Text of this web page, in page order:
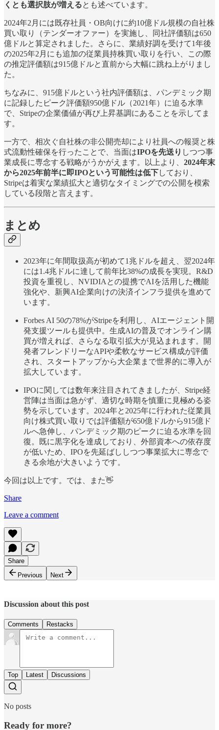
くとも選択肢が増えるとも述べています。
2024年2月には既存社員・OB向けに約10億ドル規模の自社株
買い取り（テンダーオファー）を実施し、同社評価額は650
億ドルと算定されました。さらに、業績好調を受けて1年後
の2025年2月にも追加の従業員持株買い取りを行い、この際
の推定評価額は915億ドルと直前から大幅に跳ね上がりまし
た。
ちなみに、915億ドルという社内評価額は、パンデミック期
に記録したピーク評価額950億ドル（2021年）に迫る水準
で、Stripeの企業価値が再び上昇基調にあることを示してま
す。
一方で、相次ぐ自社株の非公開売却により社員への報奨と株
式流動性確保を行ったことで、当面はIPOを先送り しつつ事
業成長に専念する戦略がうかがえます。以上より、 2024年末
から2025年前半に即IPOという可能性は低下しており、
Stripeは着実な業績拡大と適切なタイミングでの公開を模索
している段階と言えます。
まとめ
2023年に年間取扱高が初めて1兆ドルを超え、翌2024年
には1.4兆ドルに達して前年比38%の成長を実現。R&D
投資を重視し、NVIDIAとの提携でAIを活用した機能
強化や、新興AI企業向けの決済インフラ提供を進めて
います。
Forbes AI 50の78%がStripeを利用し、AIエージェント開
発支援ツールも提供中。生成AIの普及でオンライン購
買が増えれば、さらなる取引拡大が見込まれます。開
発者フレンドリーなAPIや柔軟なサービス構成が評価
され、スタートアップから大企業まで世界的に導入が
拡大しています。
IPOに関しては数年来注目されてきましたが、Stripe経
営陣は当面は急がず、適切な時期を慎重に見極める姿
勢を示しています。2024年と2025年に行われた従業員
向け株式買い取りでは評価額が650億ドルから915億ド
ルへ急伸し、パンデミック期のピークに迫る水準を回
復。既に黒字化を達成しており、外部資本への依存度
が低いため、IPOを先延ばししつつ事業拡大に専念で
きる余地が大きいようです。
今回は以上です。では、また👋
Share
Leave a comment
Share
Previous
Next
Discussion about this post
Comments Restacks
Top Latest Discussions
No posts
Ready for more?